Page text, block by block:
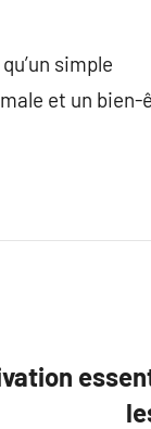
simple
et un bien-